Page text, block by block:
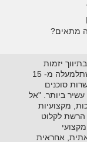
מתאים?
1995 ועוסקת בתיווך יזמות
ושיווק נדל"ן על סוגיו השונים. כיום מונה הרשתלמעלה מ- 15
סוכנים
עשיר ביותר. "אל
מקצועיות
הרשת לקלוט
אחראית